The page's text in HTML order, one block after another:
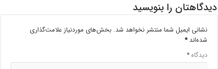
دیدگاهتان را بنویسید
نشانی ایمیل شما منتشر نخواهد شد. بخش‌های موردنیاز علامت‌گذاری
شده‌اند*
دیدگاه*